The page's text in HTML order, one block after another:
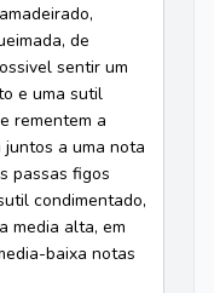
de
sentir um
e uma sutil
rementem a
a uma nota
passas figos
condimentado,
media alta, em
baixa notas